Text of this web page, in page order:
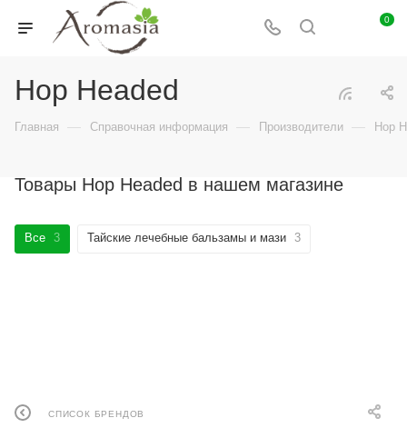
0
Hop Headed
Главная — Справочная информация — Производители — Hop
Товары Hop Headed в нашем магазине
Все 3 Тайские лечебные бальзамы и мази 3
СПИСОК БРЕНДОВ